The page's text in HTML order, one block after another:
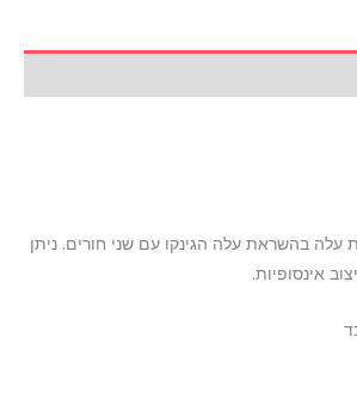
עלה בהשראת עלה הגינקו עם שני חורים. ניתן
אינסופיות.